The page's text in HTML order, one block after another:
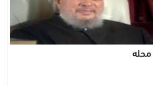
محله